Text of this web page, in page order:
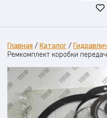
Главная / Каталог /
Ремкомплект коробки